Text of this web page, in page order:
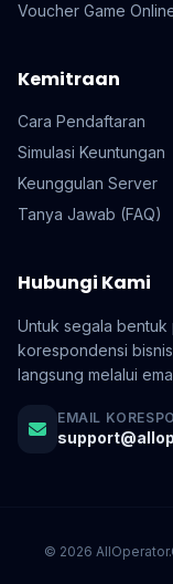
Voucher Game
Kemitraan
Cara Pendaftaran
Simulasi Keuntungan
Keunggulan Server
Tanya Jawab (FAQ)
Hubungi Kami
Untuk segala bentuk
korespondensi
langsung melalui
EMAIL
© 2026